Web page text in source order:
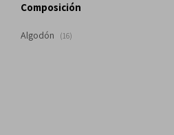
Composición
Algodón (16)